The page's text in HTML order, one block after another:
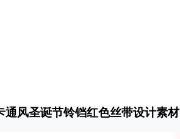
通风圣诞节铃铛红色丝带设计素材